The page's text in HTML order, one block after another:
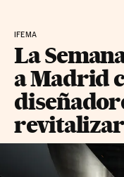
IFEMA
La
a Madrid